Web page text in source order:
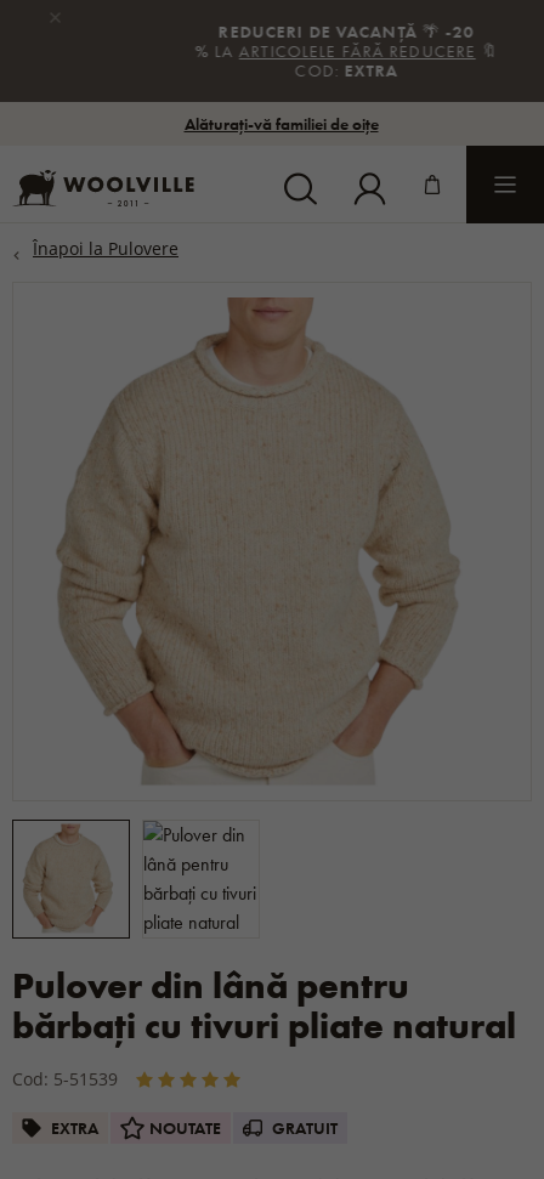
REDUCERI DE VACANȚĂ🌴-20
ARTICOLELE FĂRĂ REDUCERE🔖
EXTRA
Alăturați-vă familiei de oițe
Pulover din lână pentru
bărbați cu tivuri pliate natural
Cod: 5-51539
EXTRA NOUTATE GRATUIT